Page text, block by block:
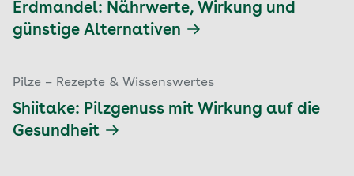
Erdmandel: Nährwerte, Wirkung und
günstige Alternativen
Pilze – Rezepte & Wissenswertes
Shiitake: Pilzgenuss mit Wirkung auf die
Gesundheit